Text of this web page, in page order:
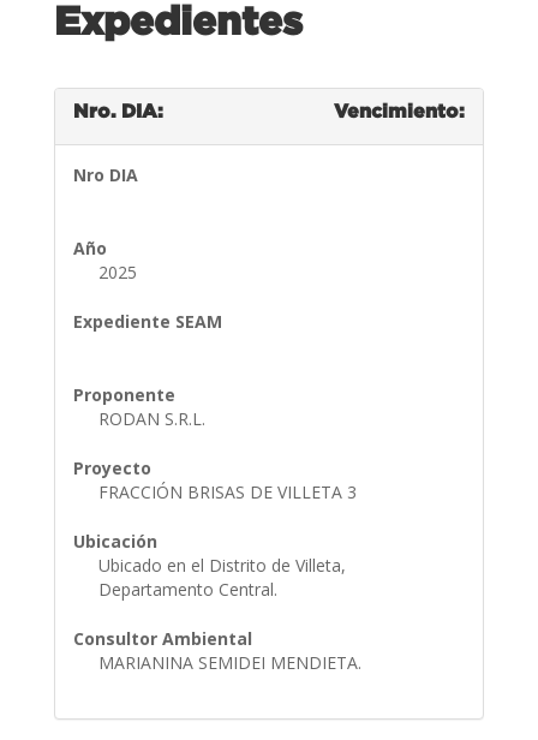
Expedientes
Nro. DIA: Vencimiento:
Nro DIA
Año
2025
Expediente SEAM
Proponente
RODAN S.R.L.
Proyecto
FRACCIÓN BRISAS DE VILLETA 3
Ubicación
Ubicado en el Distrito de Villeta,
Departamento Central.
Consultor Ambiental
MARIANINA SEMIDEI MENDIETA.